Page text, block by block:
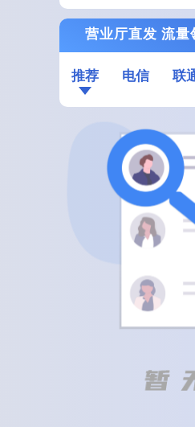
营业厅直发 流量
推荐 电信 联